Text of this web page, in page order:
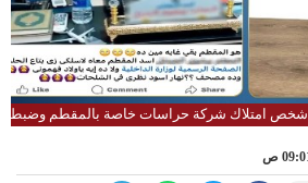
شخص امتلاك شركة حراسات خاصة بالمقطم